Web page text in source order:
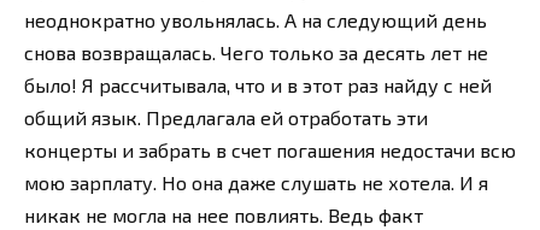
неоднократно увольнялась. А на следующий день
снова возвращалась. Чего только за десять лет не
было! Я рассчитывала, что и в этот раз найду с ней
общий язык. Предлагала ей отработать эти
концерты и забрать в счет погашения недостачи всю
мою зарплату. Но она даже слушать не хотела. И я
никак не могла на нее повлиять. Ведь факт